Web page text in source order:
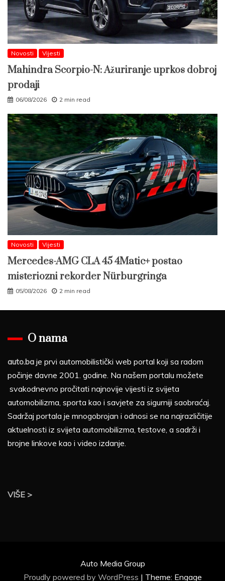
Novosti Vijesti
Mahindra Scorpio-N: Ažuriranje uprkos dobroj
prodaji
06/08/2026 2 min read
Novosti Vijesti
Mercedes-AMG CLA 45 4Matic+ postao
misteriozni rekorder Nürburgringa
05/08/2026 2 min read
O nama
auto.ba je prvi automobilistički web portal koji sa radom
počinje davne 2001. godine. Na našem portalu možete
svakodnevno pročitati najnovije vijesti iz svijeta
automobilizma, sporta kao i savjete za sigurniji saobraćaj.
Sadržaj portala je mnogobrojan i odnosi se na najrazličitije
aktuelnosti iz svijeta automobilizma, testove, a sadrži i
brojne linkove kao i video izdanje.
VIŠE >
Auto Media Group
Proudly powered by WordPress | Theme: Engage